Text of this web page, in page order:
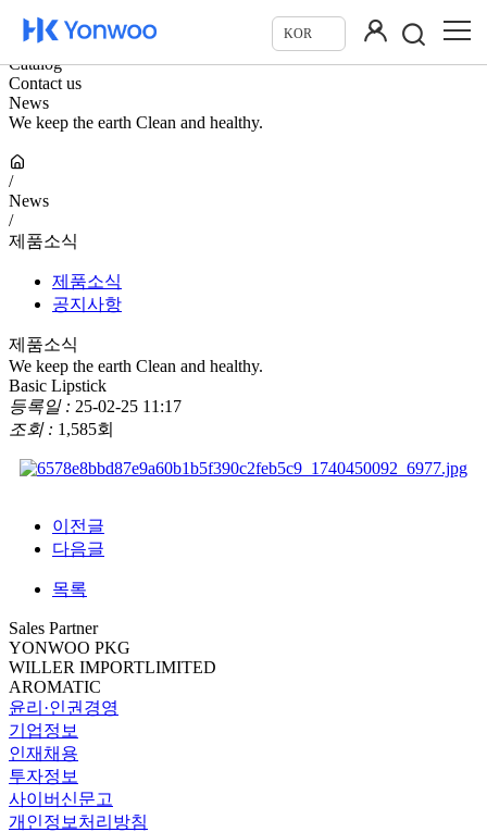
KOR
카탈로그
문의하기
Catalog
Contact us
News
We keep the earth Clean and healthy.
/
News
/
제품소식
제품소식
공지사항
제품소식
We keep the earth Clean and healthy.
Basic Lipstick
등록일 : 25-02-25 11:17
조회 : 1,585회
이전글
다음글
목록
Sales Partner
YONWOO PKG
WILLER IMPORTLIMITED
AROMATIC
윤리·인권경영
기업정보
인재채용
투자정보
사이버신문고
개인정보처리방침